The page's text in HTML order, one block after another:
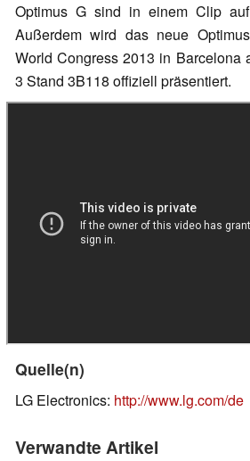
Optimus G sind in einem Clip
Außerdem wird das neue
World Congress 2013 in Barcelona
3 Stand 3B118 offiziell präsentiert.
Quelle(n)
LG Electronics: http://www.lg.com/de
Verwandte Artikel